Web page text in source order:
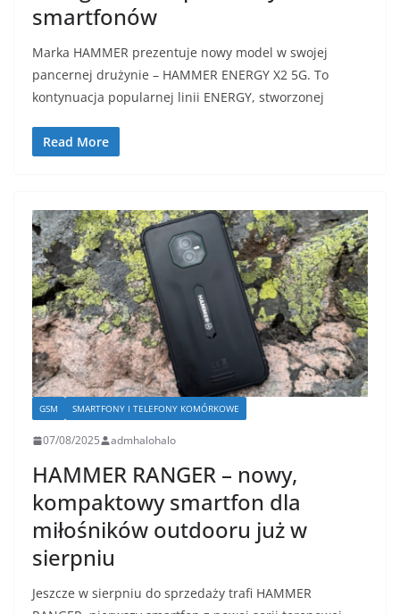
smartfonów
Marka HAMMER prezentuje nowy model w swojej
pancernej drużynie – HAMMER ENERGY X2 5G. To
kontynuacja popularnej linii ENERGY, stworzonej
Read More
GSM SMARTFONY I TELEFONY KOMÓRKOWE
07/08/2025 admhalohalo
HAMMER RANGER – nowy,
kompaktowy smartfon dla
miłośników outdooru już w
sierpniu
Jeszcze w sierpniu do sprzedaży trafi HAMMER